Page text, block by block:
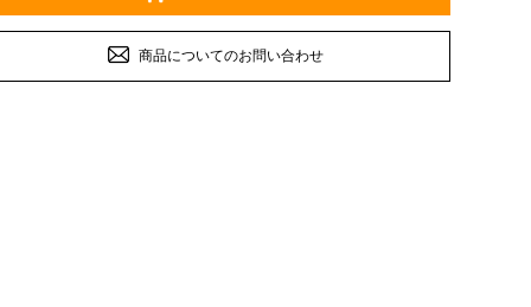
商品についてのお問い合わせ